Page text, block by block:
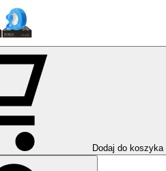
Dodaj do koszyka